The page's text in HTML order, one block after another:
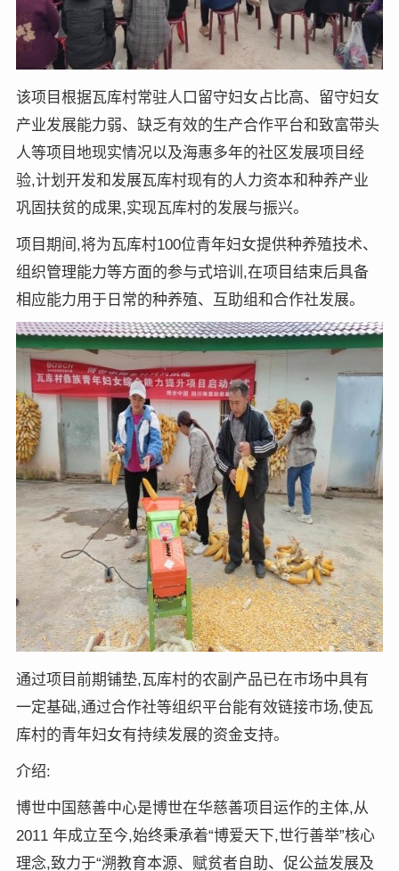
该项目根据瓦库村常驻人口留守妇女占比高、留守妇女
产业发展能力弱、缺乏有效的生产合作平台和致富带头
人等项目地现实情况以及海惠多年的社区发展项目经
验,计划开发和发展瓦库村现有的人力资本和种养产业
巩固扶贫的成果,实现瓦库村的发展与振兴。
项目期间,将为瓦库村100位青年妇女提供种养殖技术、
组织管理能力等方面的参与式培训,在项目结束后具备
相应能力用于日常的种养殖、互助组和合作社发展。
通过项目前期铺垫,瓦库村的农副产品已在市场中具有
一定基础,通过合作社等组织平台能有效链接市场,使瓦
库村的青年妇女有持续发展的资金支持。
介绍:
博世中国慈善中心是博世在华慈善项目运作的主体,从
2011 年成立至今,始终秉承着“博爱天下,世行善举”核心
理念,致力于“溯教育本源、赋贫者自助、促公益发展及